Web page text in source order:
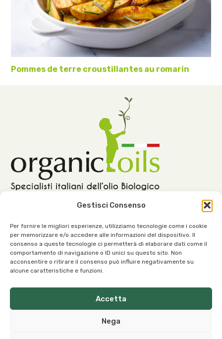
Gestisci Consenso
Per fornire le migliori esperienze, utilizziamo tecnologie come i cookie
per memorizzare e/o accedere alle informazioni del dispositivo. Il
consenso a queste tecnologie ci permetterà di elaborare dati come il
comportamento di navigazione o ID unici su questo sito. Non
acconsentire o ritirare il consenso può influire negativamente su
alcune caratteristiche e funzioni.
Accetta
Nega
Pommes de terre croustillantes au romarin
Notre siège :
Viale dell’Industria, 1 – 37030 Roncà (VR) Italie